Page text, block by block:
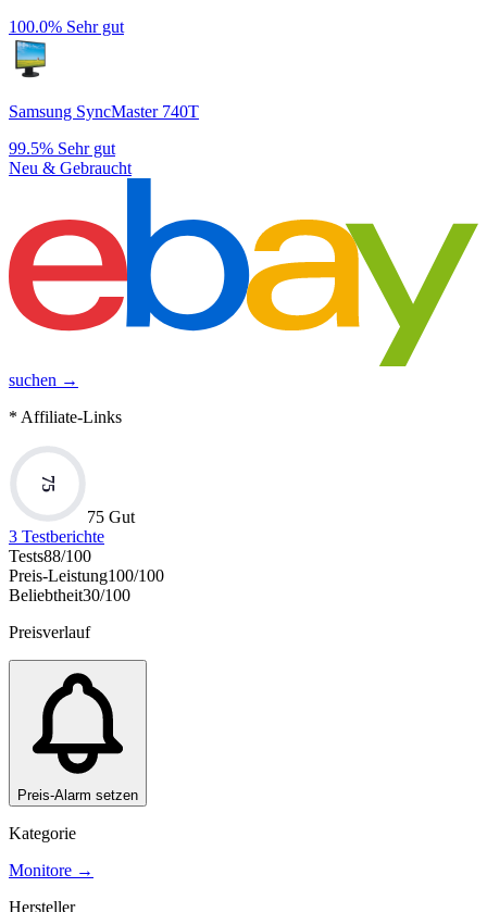
100.0% Sehr gut
Samsung SyncMaster 740T
99.5% Sehr gut
Neu & Gebraucht
suchen →
* Affiliate-Links
75
75 Gut
3 Testberichte
Tests88/100
Preis-Leistung100/100
Beliebtheit30/100
Preisverlauf
Preis-Alarm setzen
Kategorie
Monitore →
Hersteller